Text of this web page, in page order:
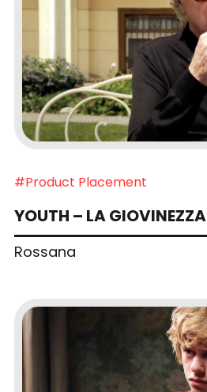
#Product Placement
YOUTH – LA GIOVINEZZA
Rossana